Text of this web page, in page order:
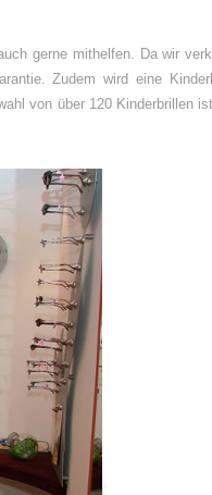
gerne mithelfen. Da wir
Zudem wird eine
von über 120 Kinderbrillen